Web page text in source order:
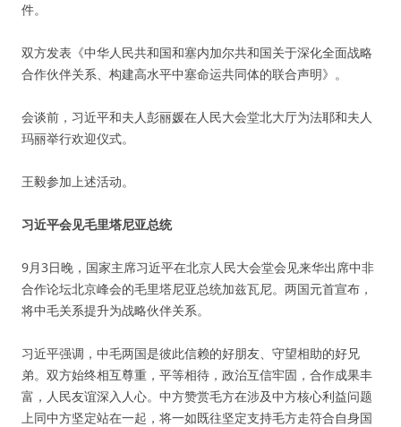
件。
双方发表《中华人民共和国和塞内加尔共和国关于深化全面战略
合作伙伴关系、构建高水平中塞命运共同体的联合声明》。
会谈前，习近平和夫人彭丽媛在人民大会堂北大厅为法耶和夫人
玛丽举行欢迎仪式。
王毅参加上述活动。
习近平会见毛里塔尼亚总统
9月3日晚，国家主席习近平在北京人民大会堂会见来华出席中非
合作论坛北京峰会的毛里塔尼亚总统加兹瓦尼。两国元首宣布，
将中毛关系提升为战略伙伴关系。
习近平强调，中毛两国是彼此信赖的好朋友、守望相助的好兄
弟。双方始终相互尊重，平等相待，政治互信牢固，合作成果丰
富，人民友谊深入人心。中方赞赏毛方在涉及中方核心利益问题
上同中方坚定站在一起，将一如既往坚定支持毛方走符合自身国